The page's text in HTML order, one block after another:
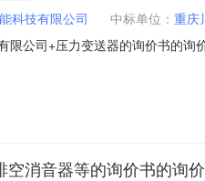
科技有限公司 中标单位： 重庆
公司+压力变送器的询价书的
期交货地点1重庆川仪自动化股
消音器等的询价书的询